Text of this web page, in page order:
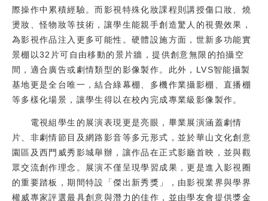
際操作中累積經驗。而影視特殊化妝課程則講授傷口妝、燒
燙妝、怪物妝等技術，讓學生能親手創造驚人的視覺效果，
為影視作品注入更多可能性。硬體設施方面，世新多功能實
景棚以32片可自由移動的景片牆，提供創意無限的拍攝空
間，適合廣告或劇情類型的影像製作。此外，LVS智能攝製
基地更是全台唯一，結合綠幕棚、多機作業攝影棚、直播棚
等多樣化場景，讓學生得以在校內完成專業級影像製作。
電視組學生的展演表現更是亮眼，畢業展演涵蓋劇情
片、非劇情節目及網路影音等多元形式，並於華山文化創意
園區及西門威秀影城舉辦，讓作品在正式影廳首映，並與觀
眾交流創作理念。展演不僅呈現學習成果，更是進入影視圈
的重要踏板，期間特設「傑出新秀獎」，由影視業界與學界
權威專家評選最具創意與潛力的佳作，並由學友會提供獎金